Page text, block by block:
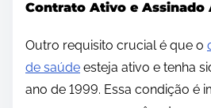
Contrato Ativo e Assinado
Outro requisito crucial é que o
de saúde esteja ativo e tenha
ano de 1999. Essa condição é